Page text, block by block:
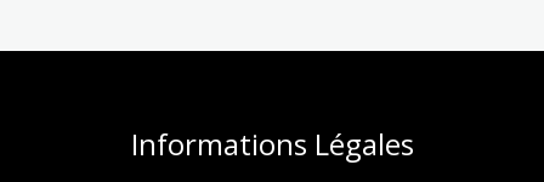
Informations Légales